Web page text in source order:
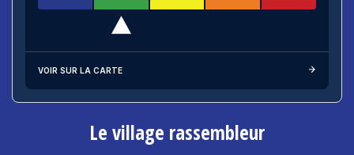
VOIR SUR LA CARTE
Le village rassembleur